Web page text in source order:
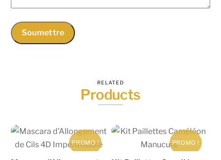
RELATED
Products
PROMO ! PROMO !